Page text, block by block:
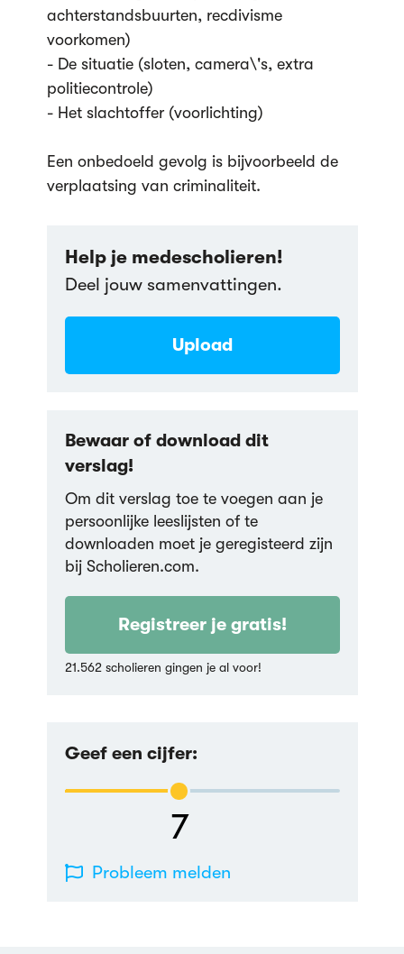
achterstandsbuurten, recdivisme
voorkomen)
- De situatie (sloten, camera\'s, extra
politiecontrole)
- Het slachtoffer (voorlichting)
Een onbedoeld gevolg is bijvoorbeeld de
verplaatsing van criminaliteit.
Help je medescholieren!
Deel jouw samenvattingen.
Upload
Bewaar of download dit
verslag!
Om dit verslag toe te voegen aan je
persoonlijke leeslijsten of te
downloaden moet je geregisteerd zijn
bij Scholieren.com.
Registreer je gratis!
21.562 scholieren gingen je al voor!
Geef een cijfer:
7
Probleem melden